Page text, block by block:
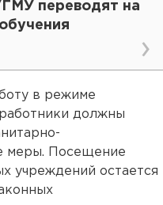
переводят на
в режиме
должны
меры. Посещение
учреждений остается